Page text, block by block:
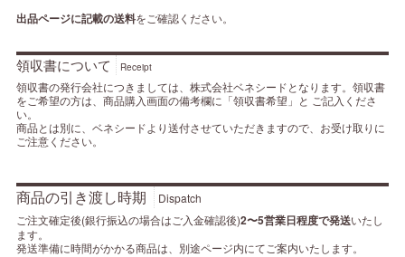
出品ページに記載の送料をご確認ください。
領収書について Receipt
領収書の発行会社につきましては、株式会社ベネシードとなります。領収書
をご希望の方は、商品購入画面の備考欄に「領収書希望」と ご記入くださ
い。
商品とは別に、ベネシードより送付させていただきますので、お受け取りに
ご注意ください。
商品の引き渡し時期
Dispatch
ご注文確定後(銀行振込の場合はご入金確認後)2〜5営業日程度で発送いたし
ます。
発送準備に時間がかかる商品は、別途ページ内にてご案内いたします。